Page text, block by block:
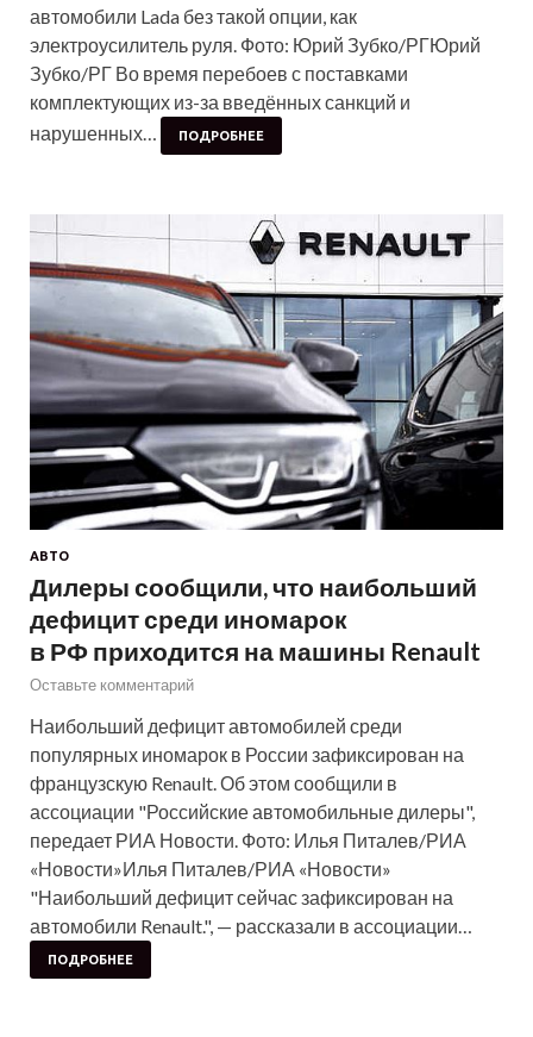
автомобили Lada без такой опции, как
электроусилитель руля. Фото: Юрий Зубко/РГЮрий
Зубко/РГ Во время перебоев с поставками
комплектующих из-за введённых санкций и
нарушенных…
ПОДРОБНЕЕ
АВТО
Дилеры сообщили, что наибольший
дефицит среди иномарок
в РФ приходится на машины Renault
Оставьте комментарий
Наибольший дефицит автомобилей среди
популярных иномарок в России зафиксирован на
французскую Renault. Об этом сообщили в
ассоциации "Российские автомобильные дилеры",
передает РИА Новости. Фото: Илья Питалев/РИА
«Новости»Илья Питалев/РИА «Новости»
"Наибольший дефицит сейчас зафиксирован на
автомобили Renault.", — рассказали в ассоциации…
ПОДРОБНЕЕ